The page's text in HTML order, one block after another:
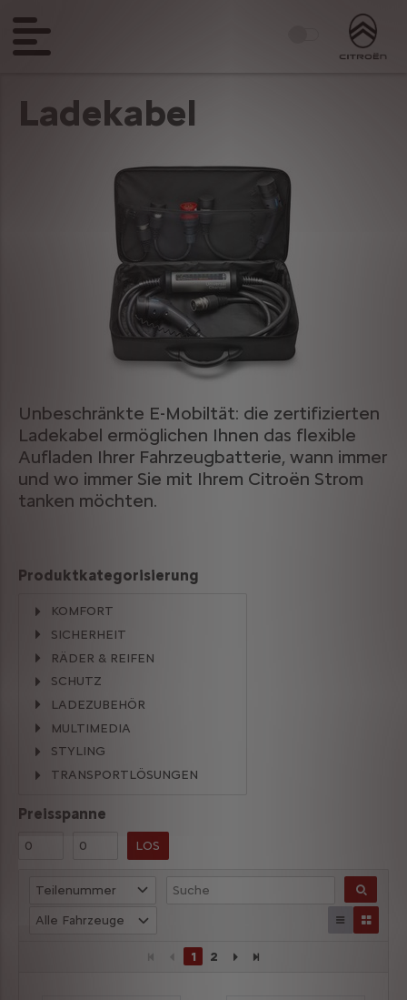
Ladekabel
Unbeschränkte E-Mobiltät: die zertifizierten
Ladekabel ermöglichen Ihnen das flexible
Aufladen Ihrer Fahrzeugbatterie, wann immer
und wo immer Sie mit Ihrem Citroën Strom
tanken möchten.
Produktkategorisierung
KOMFORT
SICHERHEIT
RÄDER & REIFEN
SCHUTZ
LADEZUBEHÖR
MULTIMEDIA
STYLING
TRANSPORTLÖSUNGEN
Preisspanne
LOS
Teilenummer
Alle Fahrzeuge
1 2